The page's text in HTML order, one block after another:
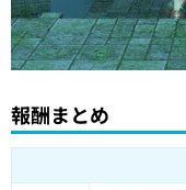
報酬まとめ